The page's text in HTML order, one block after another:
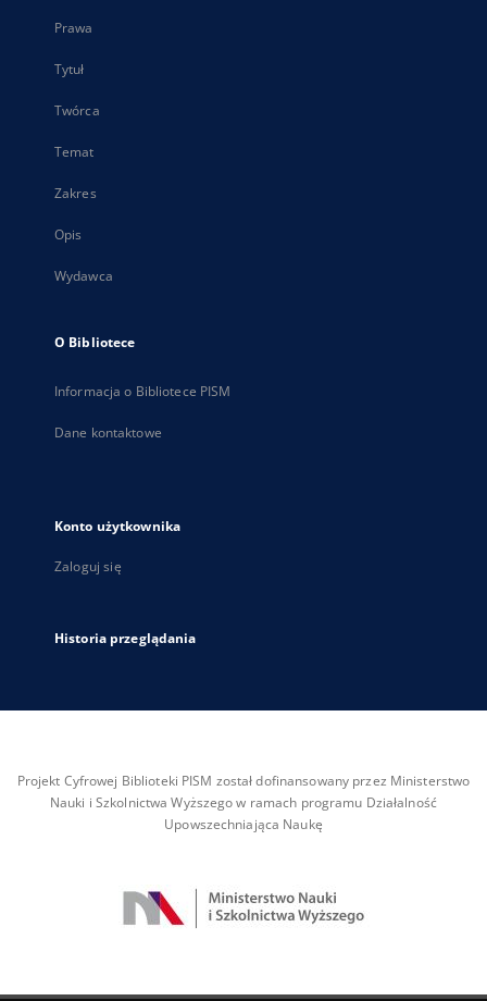
Prawa
Tytuł
Twórca
Temat
Zakres
Opis
Wydawca
O Bibliotece
Informacja o Bibliotece PISM
Dane kontaktowe
Konto użytkownika
Zaloguj się
Historia przeglądania
Projekt Cyfrowej Biblioteki PISM został dofinansowany przez Ministerstwo
Nauki i Szkolnictwa Wyższego w ramach programu Działalność
Upowszechniająca Naukę